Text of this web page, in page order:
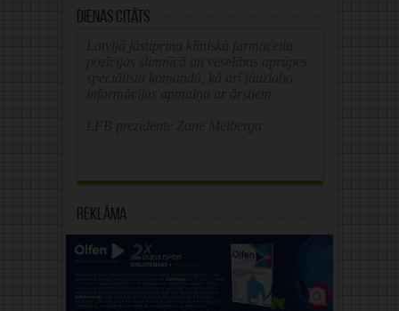
Dienas citāts
Reklāma